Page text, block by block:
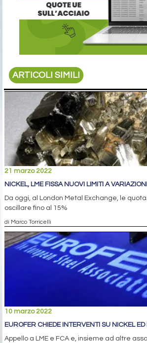
ARTICOLI SIMILI
21 marzo 2022
NICKEL, LME FISSA NUOVI LIMITI A
Da oggi, al London Metal Exchange, le
oscillare fino al 15%
di Marco Torricelli
10 marzo 2022
EUROFER CHIEDE INTERVENTI SU NICKEL
Appello a LME e FCA e, insieme ad altre